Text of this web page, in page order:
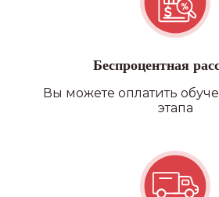
Беспроцентная
Вы можете оплатить
этапа